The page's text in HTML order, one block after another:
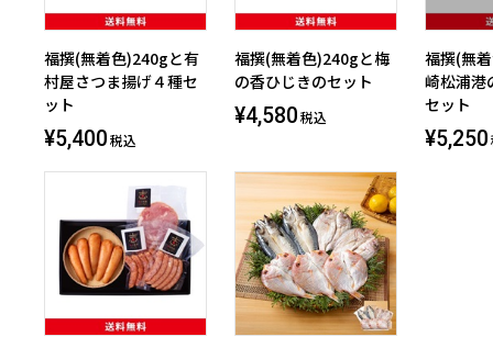
福撰(無着色)240gと有
村屋さつま揚げ４種セ
ット
¥5,400 税込
福撰(無着色)240gと梅
の香ひじきのセット
¥4,580 税込
福撰(無
崎松浦港
セット
¥5,250